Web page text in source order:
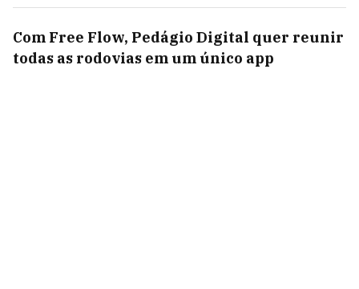
Com Free Flow, Pedágio Digital quer reunir
todas as rodovias em um único app